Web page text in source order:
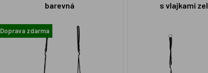
barevná
Doprava zdarma
s vlajkami